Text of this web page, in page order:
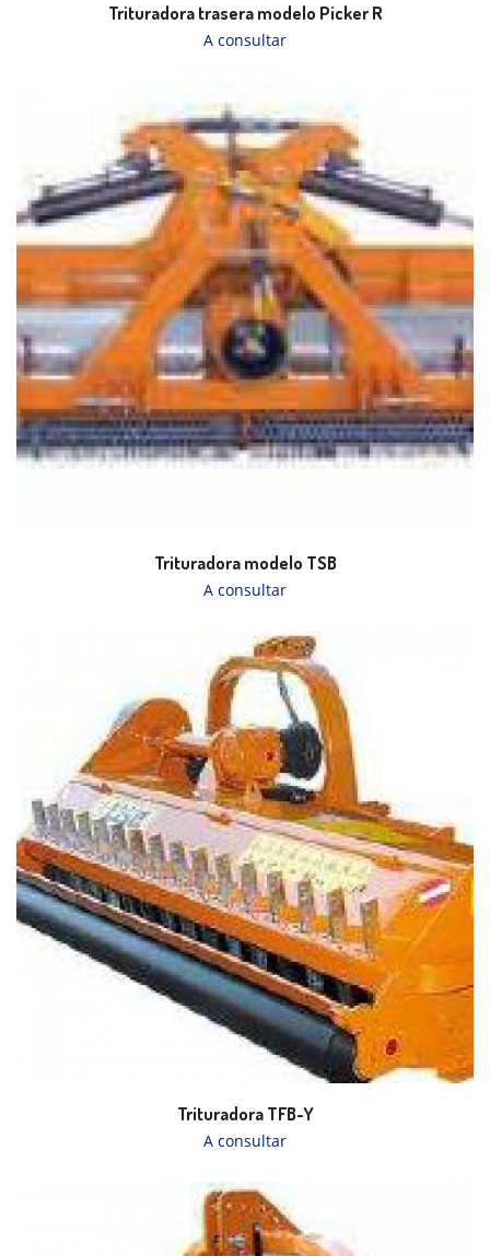
Trituradora trasera modelo Picker R
A consultar
Trituradora modelo TSB
A consultar
Trituradora TFB-Y
A consultar